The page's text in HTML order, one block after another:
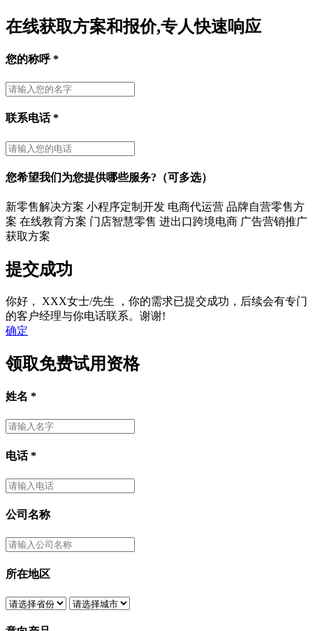
在线获取方案和报价,专人快速响应
您的称呼*
联系电话*
您希望我们为您提供哪些服务?（可多选）
新零售解决方案 小程序定制开发 电商代运营 品牌自营零售方
案 在线教育方案 门店智慧零售 进出口跨境电商 广告营销推广
获取方案
提交成功
你好， XXX女士/先生
，你的需求已提交成功，后续会有专门
的客户经理与你电话联系。谢谢!
确定
领取免费试用资格
姓名 *
电话*
公司名称
所在地区